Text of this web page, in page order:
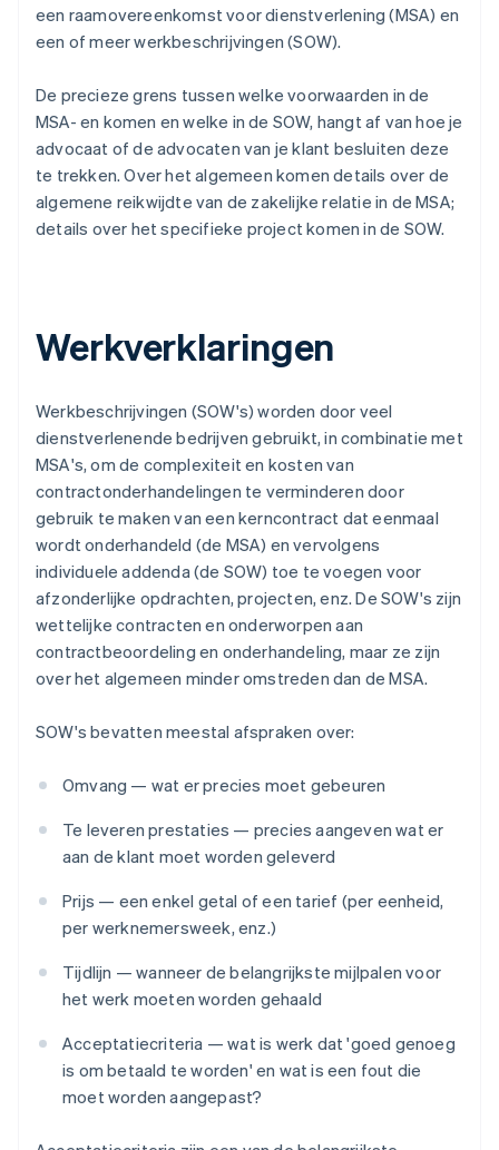
een raamovereenkomst voor dienstverlening (MSA) en
een of meer werkbeschrijvingen (SOW).
De precieze grens tussen welke voorwaarden in de
MSA- en komen en welke in de SOW, hangt af van hoe je
advocaat of de advocaten van je klant besluiten deze
te trekken. Over het algemeen komen details over de
algemene reikwijdte van de zakelijke relatie in de MSA;
details over het specifieke project komen in de SOW.
Werkverklaringen
Werkbeschrijvingen (SOW's) worden door veel
dienstverlenende bedrijven gebruikt, in combinatie met
MSA's, om de complexiteit en kosten van
contractonderhandelingen te verminderen door
gebruik te maken van een kerncontract dat eenmaal
wordt onderhandeld (de MSA) en vervolgens
individuele addenda (de SOW) toe te voegen voor
afzonderlijke opdrachten, projecten, enz. De SOW's zijn
wettelijke contracten en onderworpen aan
contractbeoordeling en onderhandeling, maar ze zijn
over het algemeen minder omstreden dan de MSA.
SOW's bevatten meestal afspraken over:
Omvang — wat er precies moet gebeuren
Te leveren prestaties — precies aangeven wat er
aan de klant moet worden geleverd
Prijs — een enkel getal of een tarief (per eenheid,
per werknemersweek, enz.)
Tijdlijn — wanneer de belangrijkste mijlpalen voor
het werk moeten worden gehaald
Acceptatiecriteria — wat is werk dat 'goed genoeg
is om betaald te worden' en wat is een fout die
moet worden aangepast?